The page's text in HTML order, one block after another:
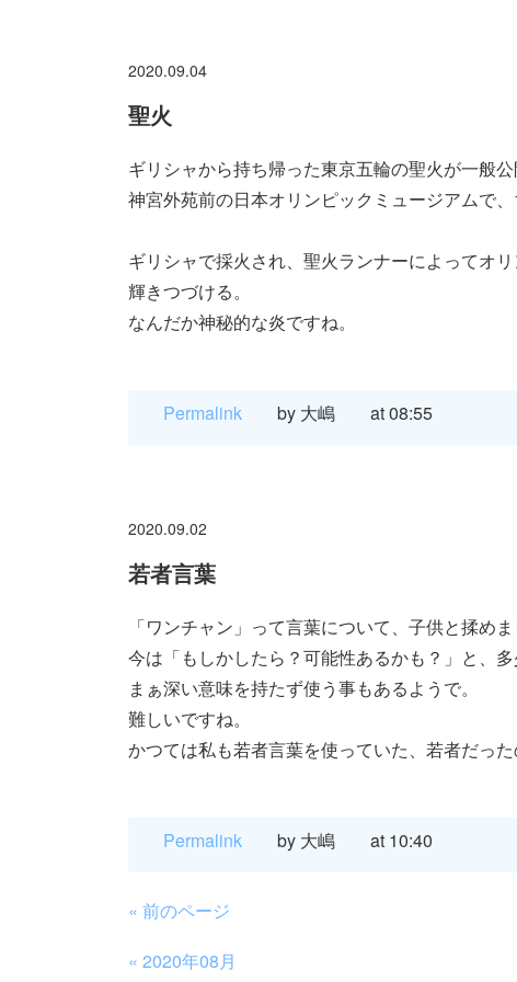
2020.09.04
聖火
ギリシャから持ち帰った東京五輪の聖火が一般公
神宮外苑前の日本オリンピックミュージアムで、
ギリシャで採火され、聖火ランナーによってオ
輝きつづける。
なんだか神秘的な炎ですね。
Permalink by 大嶋 at 08:55
2020.09.02
若者言葉
「ワンチャン」って言葉について、子供と揉め
今は「もしかしたら？可能性あるかも？」と、多
まぁ深い意味を持たず使う事もあるようで。
難しいですね。
かつては私も若者言葉を使っていた、若者だっ
Permalink by 大嶋 at 10:40
« 前のページ
« 2020年08月